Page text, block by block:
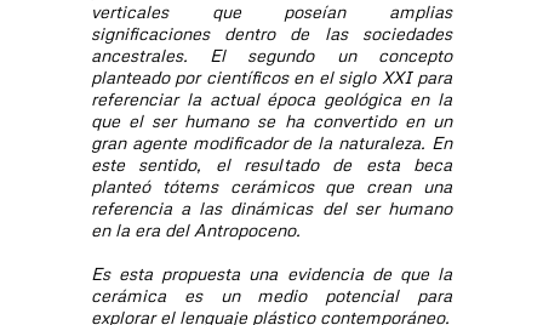
verticales que poseían amplias
significaciones dentro de las sociedades
ancestrales. El segundo un concepto
planteado por científicos en el siglo XXI para
referenciar la actual época geológica en la
que el ser humano se ha convertido en un
gran agente modificador de la naturaleza. En
este sentido, el resultado de esta beca
planteó tótems cerámicos que crean una
referencia a las dinámicas del ser humano
en la era del Antropoceno.
Es esta propuesta una evidencia de que la
cerámica es un medio potencial para
explorar el lenguaje plástico contemporáneo.